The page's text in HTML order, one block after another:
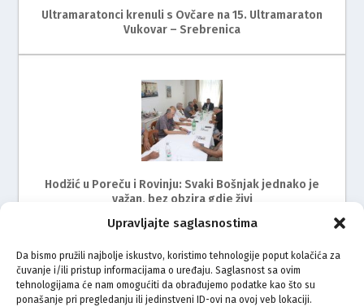
Upravljajte saglasnostima
Da bismo pružili najbolje iskustvo, koristimo tehnologije poput kolačića za
čuvanje i/ili pristup informacijama o uređaju. Saglasnost sa ovim
tehnologijama će nam omogućiti da obrađujemo podatke kao što su
ponašanje pri pregledanju ili jedinstveni ID-ovi na ovoj veb lokaciji.
Ultramaratonci krenuli s Ovčare na 15. Ultramaraton
Vukovar – Srebrenica
Hodžić u Poreču i Rovinju: Svaki Bošnjak jednako je
važan, bez obzira gdje živi